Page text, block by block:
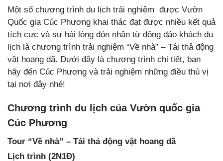
Một số chương trình du lịch trải nghiệm được Vườn
Quốc gia Cúc Phương khai thác đạt được nhiều kết quả
tích cực và sự hài lòng đón nhận từ đông đảo khách du
lịch là chương trình trải nghiệm “Về nhà” – Tái thả động
vật hoang dã. Dưới đây là chương trình chi tiết, bạn
hãy đến Cúc Phương và trải nghiệm những điều thú vị
tại nơi đây nhé!
Chương trình du lịch của Vườn quốc gia
Cúc Phương
Tour “Về nhà” – Tái thả động vật hoang dã
Lịch trình (2N1Đ)